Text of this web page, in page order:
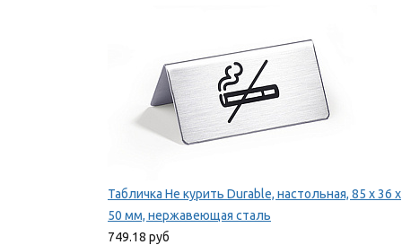
Табличка Не курить Durable, настольная, 85 x 36 x
50 мм, нержавеющая сталь
749.18 руб